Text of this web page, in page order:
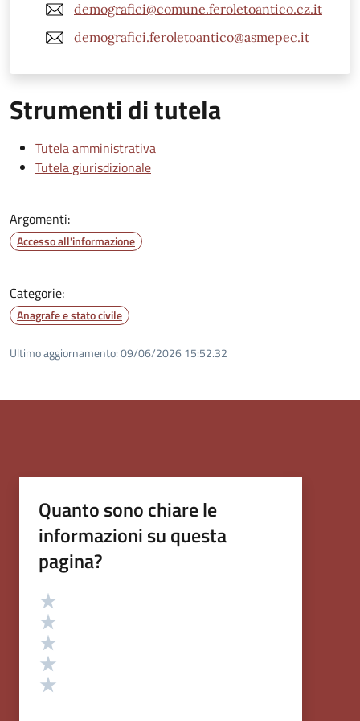
demografici@comune.feroletoantico.cz.it
demografici.feroletoantico@asmepec.it
Strumenti di tutela
Tutela amministrativa
Tutela giurisdizionale
Argomenti:
Accesso all'informazione
Categorie:
Anagrafe e stato civile
Ultimo aggiornamento:09/06/2026 15:52.32
Quanto sono chiare le
informazioni su questa
pagina?
Valutazione